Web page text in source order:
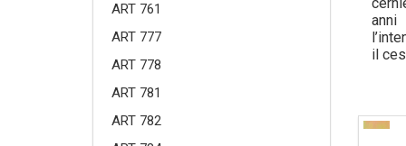
ART 761
ART 777
ART 778
ART 781
ART 782
anni
il
vari